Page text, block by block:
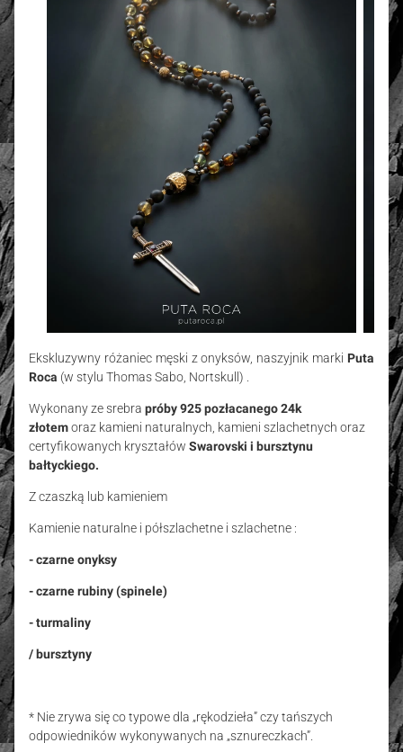
Ekskluzywny różaniec męski z onyksów, naszyjnik marki Puta
Roca (w stylu Thomas Sabo, Nortskull) .
Wykonany ze srebra próby 925 pozłacanego 24k
złotemoraz kamieni naturalnych, kamieni szlachetnych oraz
certyfikowanych kryształów Swarovski i bursztynu
bałtyckiego.
Z czaszką lub kamieniem
Kamienie naturalne i półszlachetne i szlachetne :
- czarne onyksy
- czarne rubiny (spinele)
- turmaliny
/ bursztyny
* Nie zrywa się co typowe dla „rękodzieła” czy tańszych
odpowiedników wykonywanych na „sznureczkach”.